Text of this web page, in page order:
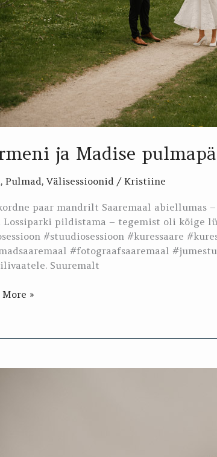
ja Madise
, Pulmad,Välisessioonid / Kristiine
paar mandrilt Saaremaal
Lossiparki pildistama – tegemist oli kõige
#stuudiosessioon #kuressaare
#fotograafsaaremaal
Suuremalt
More »